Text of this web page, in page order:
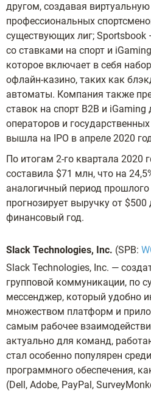
другом, создавая
профессиональных
существующих лиг;
со ставками на спорт и
которое включает в себя
офлайн-казино, таких как
автоматы. Компания также
ставок на спорт B2B и
операторов и
вышла на IPO в апреле 2020
По итогам 2-го квартала 2020
составила $71 млн, что на
аналогичный период
прогнозирует выручку от
финансовый год.
Slack Technologies, Inc. (SPB:
Slack Technologies, Inc. —
групповой коммуникации, по
мессенджер, который удобно
множеством платформ и
самым рабочее
актуально для команд,
стал особенно популярен
программного обеспечения,
(Dell, Adobe, PayPal,